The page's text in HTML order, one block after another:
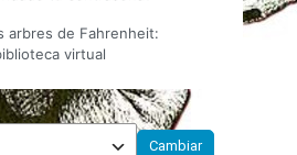
arbres de Fahrenheit:
virtual